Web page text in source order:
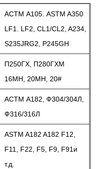
АСТМ А105. ASTM A350
LF1. LF2, CL1/CL2, A234,
S235JRG2, P245GH
П250ГХ, П280ГХМ
16МН, 20МН, 20#
АСТМ А182, Ф304/304Л,
Ф316/316Л
ASTM A182 A182 F12,
F11, F22, F5, F9, F91и
т.д.